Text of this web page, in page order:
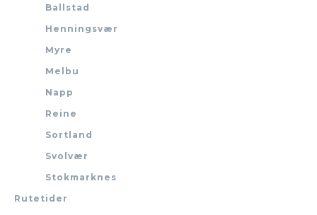
Ballstad
Henningsvær
Myre
Melbu
Napp
Reine
Sortland
Svolvær
Stokmarknes
Rutetider